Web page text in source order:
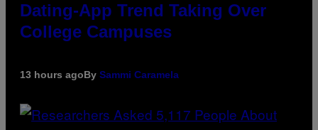
Dating-App Trend Taking Over
College Campuses
13 hours agoBy Sammi Caramela